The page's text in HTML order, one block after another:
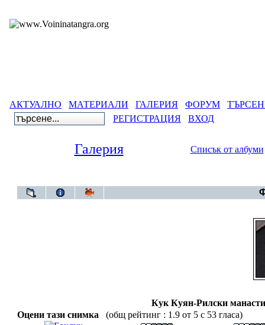
АКТУАЛНО МАТЕРИАЛИ ГАЛЕРИЯ ФОРУМ
РЕГИСТРАЦИЯ
ВХОД
Галерия Списък от албуми
Кук Куян-Рилски
Оцени тази снимка
(общ рейтинг : 1.9 от 5 с 53 гласа)